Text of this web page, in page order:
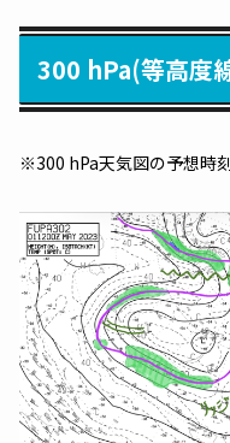
300 hPa(等高度
※300 hPa天気図の予想時